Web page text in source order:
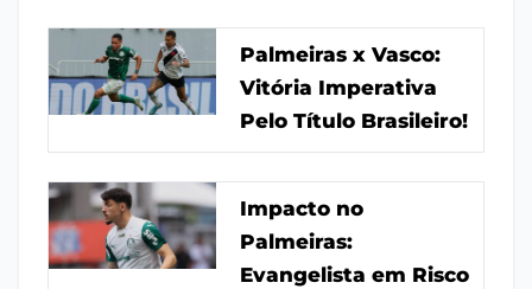
Palmeiras x Vasco:
Vitória Imperativa
Pelo Título Brasileiro!
Impacto no
Palmeiras:
Evangelista em Risco